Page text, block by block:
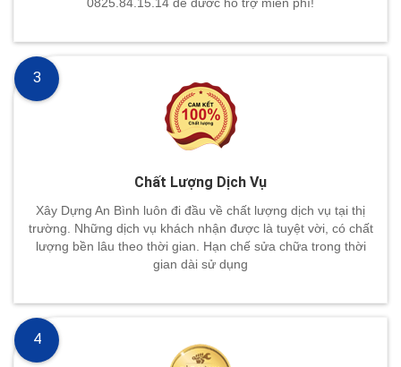
Chất Lượng Dịch Vụ
Xây Dựng An Bình luôn đi đầu về chất lượng dịch vụ tại thị
trường. Những dịch vụ khách nhận được là tuyệt vời, có chất
lượng bền lâu theo thời gian. Hạn chế sửa chữa trong thời
gian dài sử dụng
3
4